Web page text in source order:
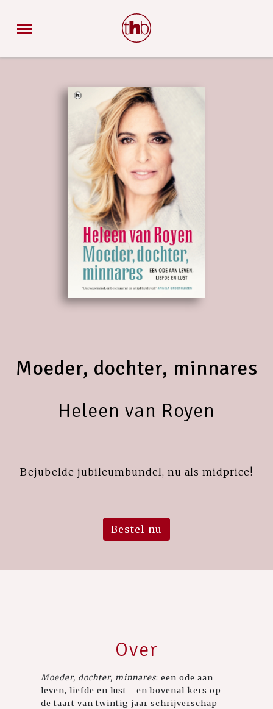
Moeder, dochter, minnares
Heleen van Royen
Bejubelde jubileumbundel, nu als midprice!
Bestel nu
Over
Moeder, dochter, minnares: een ode aan
leven, liefde en lust - en bovenal kers op
de taart van twintig jaar schrijverschap